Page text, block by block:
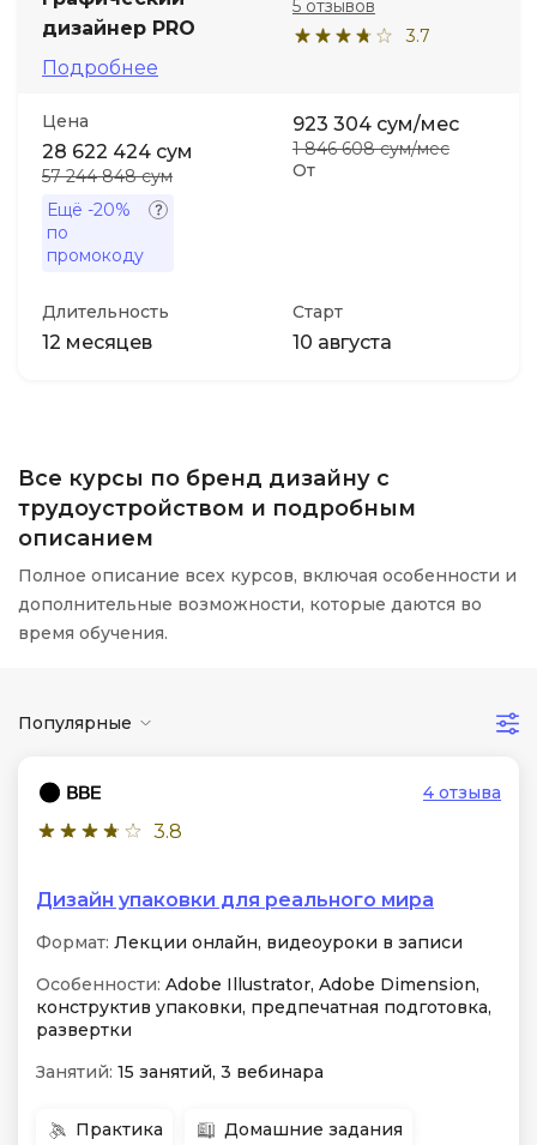
дизайнер PRO
Подробнее
3.7
5 отзывов
Цена
28 622 424 сум
57 244 848 сум
Ещё -20%
по
промокоду
От
923 304 сум/мес
1 846 608 сум/мес
Длительность
12 месяцев
Старт
10 августа
Все курсы по бренд дизайну с
трудоустройством и подробным
описанием
Полное описание всех курсов, включая особенности и
дополнительные возможности, которые даются во
время обучения.
Популярные
3.8
4 отзыва
Дизайн упаковки для реального мира
Формат: Лекции онлайн, видеоуроки в записи
Особенности: Adobe Illustrator, Adobe Dimension,
конструктив упаковки, предпечатная подготовка,
развертки
Занятий: 15 занятий, 3 вебинара
Практика Домашние задания